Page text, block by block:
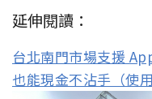
延伸閱讀：
台北南門市場支援
也能現金不沾手（使用